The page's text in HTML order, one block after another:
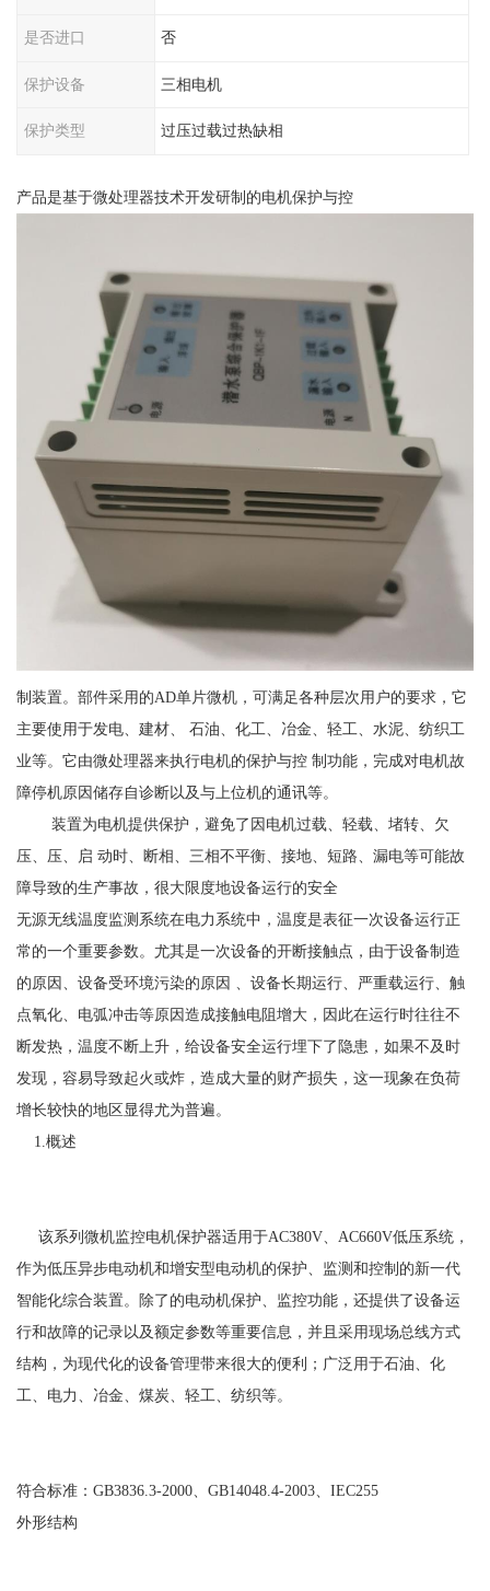
是否进口 否
保护设备 三相电机
保护类型 过压过载过热缺相
产品是基于微处理器技术开发研制的电机保护与控
制装置。部件采用的AD单片微机，可满足各种层次用户的要求，它
主要使用于发电、建材、 石油、化工、冶金、轻工、水泥、纺织工
业等。它由微处理器来执行电机的保护与控 制功能，完成对电机故
障停机原因储存自诊断以及与上位机的通讯等。
装置为电机提供保护，避免了因电机过载、轻载、堵转、欠
压、压、启 动时、断相、三相不平衡、接地、短路、漏电等可能故
障导致的生产事故，很大限度地设备运行的安全
无源无线温度监测系统在电力系统中，温度是表征一次设备运行正
常的一个重要参数。尤其是一次设备的开断接触点，由于设备制造
的原因、设备受环境污染的原因 、设备长期运行、严重载运行、触
点氧化、电弧冲击等原因造成接触电阻增大，因此在运行时往往不
断发热，温度不断上升，给设备安全运行埋下了隐患，如果不及时
发现，容易导致起火或炸，造成大量的财产损失，这一现象在负荷
增长较快的地区显得尤为普遍。
1.概述
该系列微机监控电机保护器适用于AC380V、AC660V低压系统，
作为低压异步电动机和增安型电动机的保护、监测和控制的新一代
智能化综合装置。除了的电动机保护、监控功能，还提供了设备运
行和故障的记录以及额定参数等重要信息，并且采用现场总线方式
结构，为现代化的设备管理带来很大的便利；广泛用于石油、化
工、电力、冶金、煤炭、轻工、纺织等。
符合标准：GB3836.3-2000、GB14048.4-2003、IEC255
外形结构